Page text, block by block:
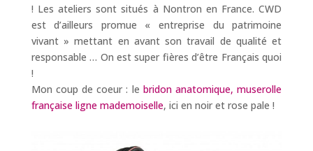
! Les ateliers sont situés à Nontron en France. CWD
est d’ailleurs promue « entreprise du patrimoine
vivant » mettant en avant son travail de qualité et
responsable … On est super fières d’être Français quoi
!
Mon coup de coeur : le bridon anatomique, muserolle
française ligne mademoiselle, ici en noir et rose pale !